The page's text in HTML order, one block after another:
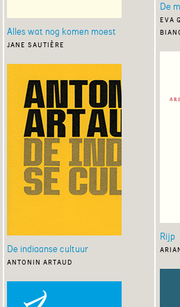
Alles wat nog komen moest
jane sautière
De indiaanse cultuur
antonin artaud
De
eva
Rijp